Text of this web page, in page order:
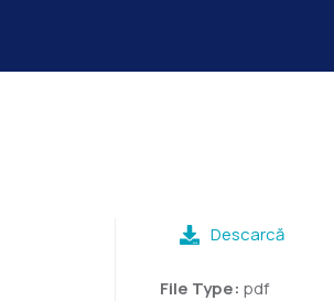
Descarcă
File Type: pdf